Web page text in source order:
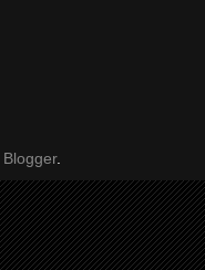
Blogger.